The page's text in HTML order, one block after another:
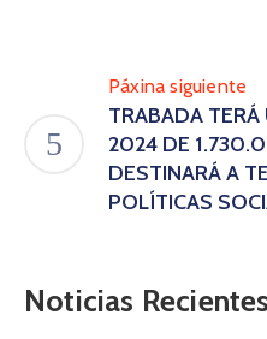
Páxina siguiente
TRABADA
2024 DE
DESTINARÁ A
POLÍTICAS
Noticias Recientes